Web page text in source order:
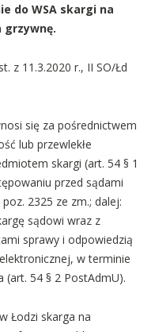
do WSA skargi na
grzywnę.
z 11.3.2020 r., II SO/Łd
się za pośrednictwem
lub przewlekłe
skargi (art. 54 § 1
przed sądami
2325 ze zm.; dalej:
sądowi wraz z
sprawy i odpowiedzią
w terminie
54 § 2 PostAdmU).
Łodzi skarga na